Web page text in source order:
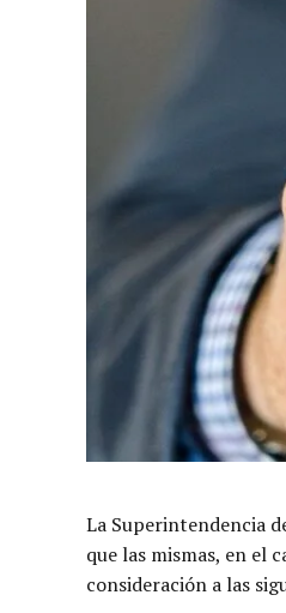
La Superintendencia
que las mismas, en el
consideración a las